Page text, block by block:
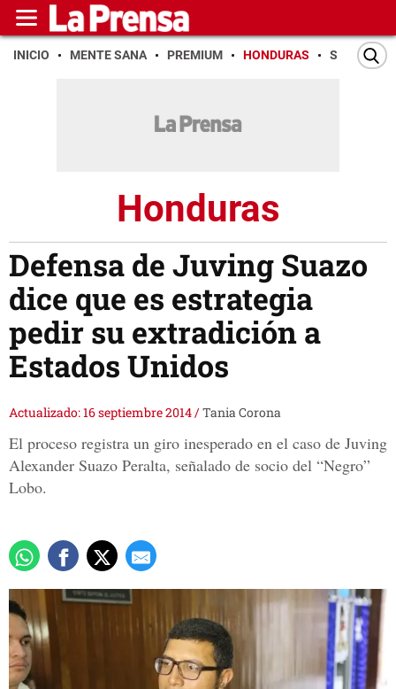
INICIO MENTE SANA PREMIUM HONDURAS SAN PEDRO
Honduras
Defensa de Juving Suazo
dice que es estrategia
pedir su extradición a
Estados Unidos
Actualizado: 16 septiembre 2014/Tania Corona
El proceso registra un giro inesperado en el caso de Juving
Alexander Suazo Peralta, señalado de socio del “Negro”
Lobo.